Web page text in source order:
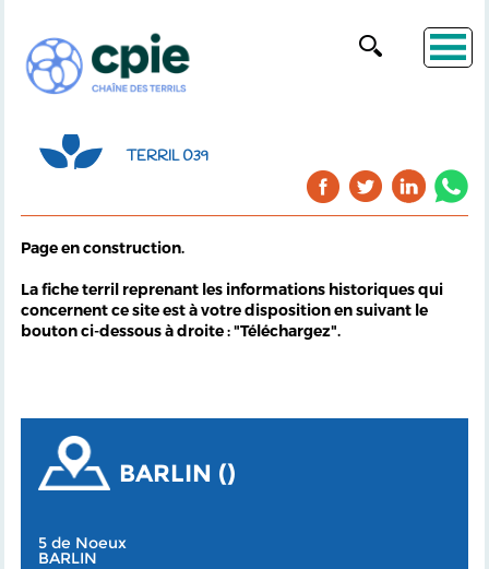
TERRIL 039
Page en construction.
La fiche terril reprenant les informations historiques qui
concernent ce site est à votre disposition en suivant le
bouton ci-dessous à droite : "Téléchargez".
BARLIN ()
5 de Noeux
BARLIN